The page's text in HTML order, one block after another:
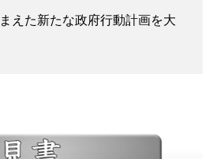
えた新たな政府行動計画を大